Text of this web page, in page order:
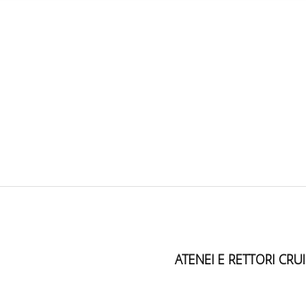
ATENEI E RETTORI CRUI